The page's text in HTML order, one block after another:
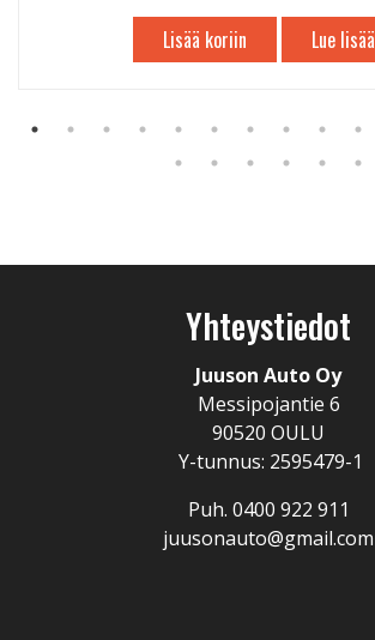
Lisää koriin Lue lisää
Yhteystiedot
Juuson Auto Oy
Messipojantie 6
90520 OULU
Y-tunnus: 2595479-1
Puh. 0400 922 911
juusonauto@gmail.com